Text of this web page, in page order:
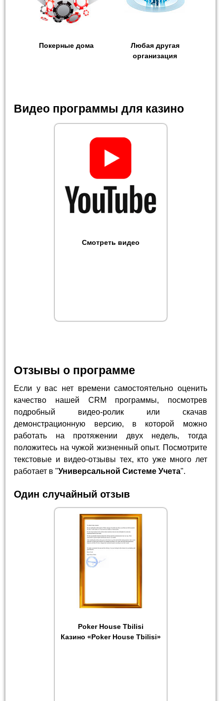
Покерные дома
Любая другая
организация
Видео программы для казино
Смотреть видео
Отзывы о программе
Если у вас нет времени самостоятельно оценить
качество нашей CRM программы, посмотрев
подробный видео-ролик или скачав
демонстрационную версию, в которой можно
работать на протяжении двух недель, тогда
положитесь на чужой жизненный опыт. Посмотрите
текстовые и видео-отзывы тех, кто уже много лет
работает в "Универсальной Системе Учета".
Один случайный отзыв
Poker House Tbilisi
Казино «Poker House Tbilisi»